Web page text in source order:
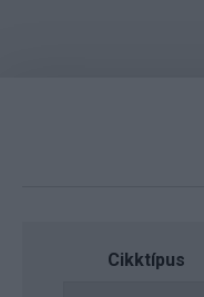
Cikktípus